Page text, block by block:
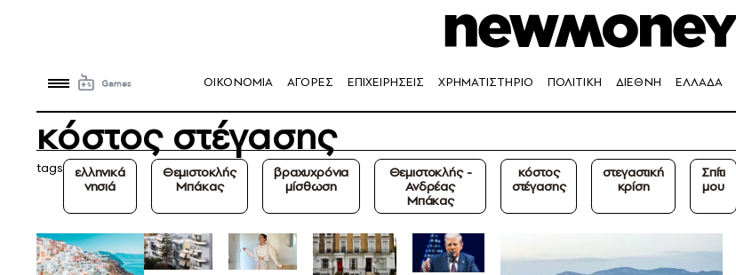
OIKONOMIA ΑΓΟΡΕΣ ΕΠΙΧΕΙΡΗΣΕΙΣ ΧΡΗΜΑΤΙΣΤΗΡΙΟ ΠΟΛΙΤΙΚΗ ΔΙΕΘΝΗ ΕΛΛΑΔΑ
κόστος στέγασης
tags
ελληνικά
νησιά
Θεμιστοκλής
Μπάκας
βραχυχρόνια
μίσθωση
Θεμιστοκλής -
Ανδρέας
Μπάκας
κόστος
στέγασης
στεγαστική
κρίση
Σπίτι
μου